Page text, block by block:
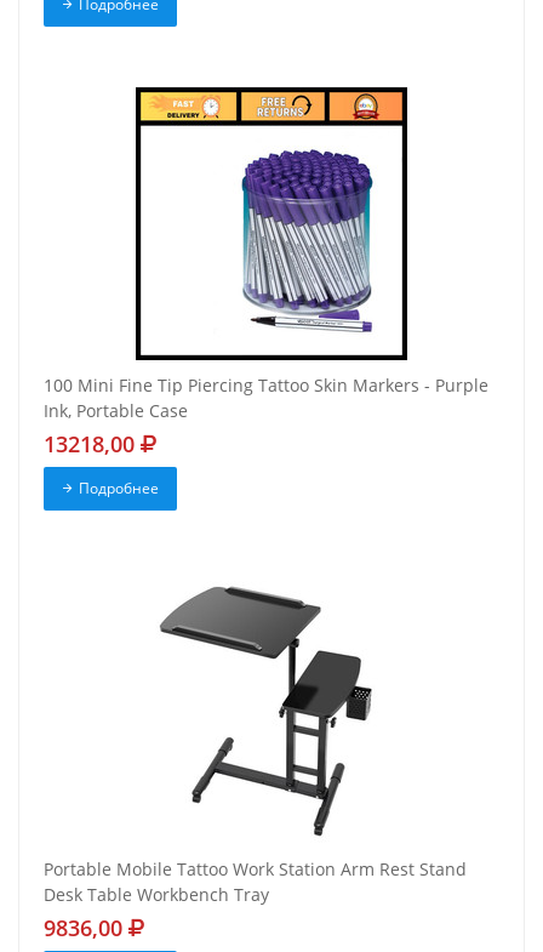
Подробнее
100 Mini Fine Tip Piercing Tattoo Skin Markers - Purple
Ink, Portable Case
13218,00
Подробнее
Portable Mobile Tattoo Work Station Arm Rest Stand
Desk Table Workbench Tray
9836,00